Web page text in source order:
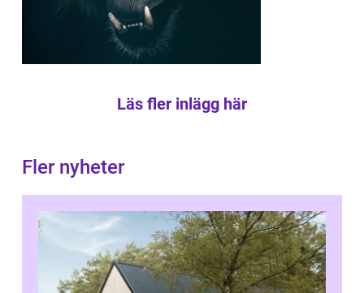
Läs fler inlägg här
Fler nyheter